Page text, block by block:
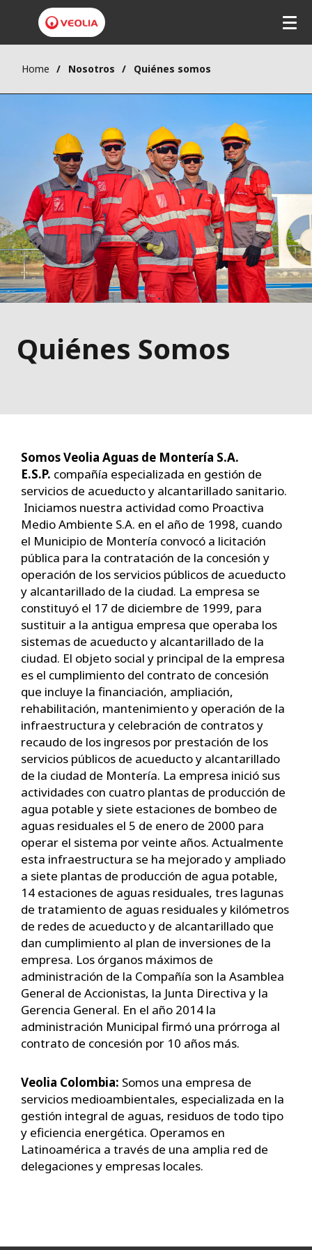
Home Nosotros Quiénes somos
Quiénes Somos
Somos Veolia Aguas de Montería S.A.
E.S.P. compañía especializada en gestión de
servicios de acueducto y alcantarillado sanitario.
Iniciamos nuestra actividad como Proactiva
Medio Ambiente S.A. en el año de 1998, cuando
el Municipio de Montería convocó a licitación
pública para la contratación de la concesión y
operación de los servicios públicos de acueducto
y alcantarillado de la ciudad. La empresa se
constituyó el 17 de diciembre de 1999, para
sustituir a la antigua empresa que operaba los
sistemas de acueducto y alcantarillado de la
ciudad. El objeto social y principal de la empresa
es el cumplimiento del contrato de concesión
que incluye la financiación, ampliación,
rehabilitación, mantenimiento y operación de la
infraestructura y celebración de contratos y
recaudo de los ingresos por prestación de los
servicios públicos de acueducto y alcantarillado
de la ciudad de Montería. La empresa inició sus
actividades con cuatro plantas de producción de
agua potable y siete estaciones de bombeo de
aguas residuales el 5 de enero de 2000 para
operar el sistema por veinte años. Actualmente
esta infraestructura se ha mejorado y ampliado
a siete plantas de producción de agua potable,
14 estaciones de aguas residuales, tres lagunas
de tratamiento de aguas residuales y kilómetros
de redes de acueducto y de alcantarillado que
dan cumplimiento al plan de inversiones de la
empresa. Los órganos máximos de
administración de la Compañía son la Asamblea
General de Accionistas, la Junta Directiva y la
Gerencia General. En el año 2014 la
administración Municipal firmó una prórroga al
contrato de concesión por 10 años más.
Veolia Colombia: Somos una empresa de
servicios medioambientales, especializada en la
gestión integral de aguas, residuos de todo tipo
y eficiencia energética. Operamos en
Latinoamérica a través de una amplia red de
delegaciones y empresas locales.